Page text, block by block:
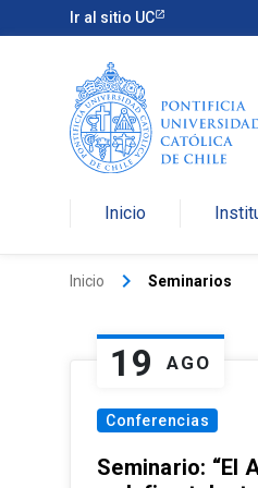
Ir al sitio UC
Inicio
Inicio keyboard_arrow_right Seminarios
19 AGO
Conferencias
Seminario: “El